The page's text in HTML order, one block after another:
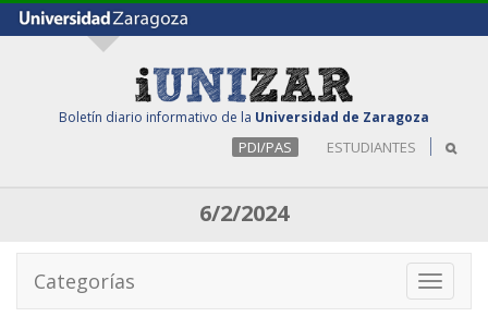
Boletín diario informativo de la Universidad de Zaragoza
PDI/PAS ESTUDIANTES
6/2/2024
Toggle
Categorías